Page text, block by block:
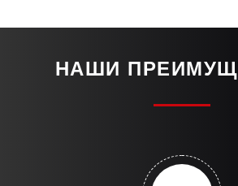
НАШИ